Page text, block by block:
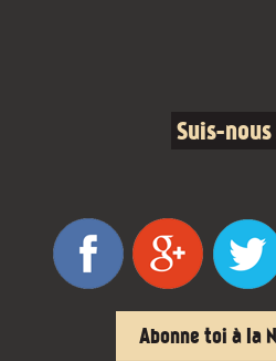
Suis-
Abonne toi à la